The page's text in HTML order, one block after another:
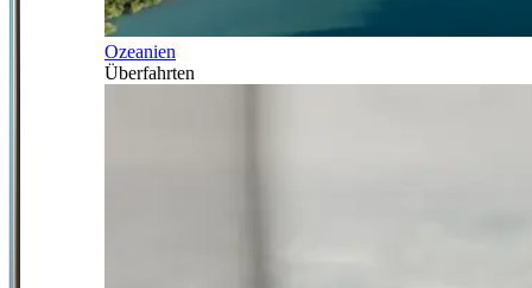
Ozeanien
Überfahrten